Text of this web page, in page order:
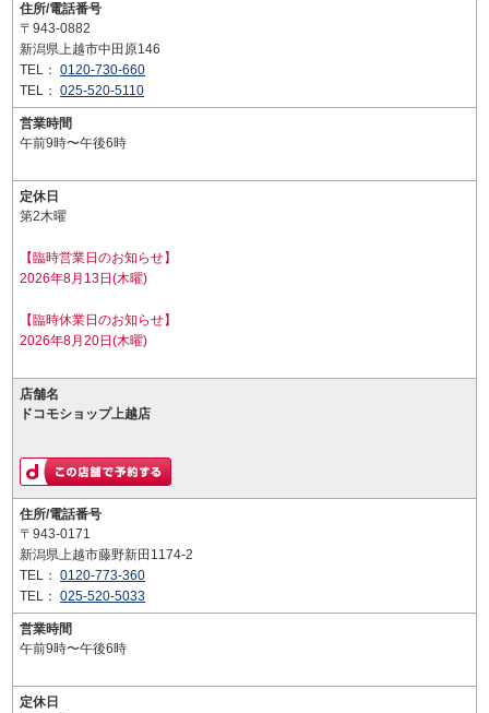
住所/電話番号
〒943-0882
新潟県上越市中田原146
TEL： 0120-730-660
TEL： 025-520-5110
営業時間
午前9時〜午後6時
定休日
第2木曜
【臨時営業日のお知らせ】
2026年8月13日(木曜)
【臨時休業日のお知らせ】
2026年8月20日(木曜)
店舗名
ドコモショップ上越店
住所/電話番号
〒943-0171
新潟県上越市藤野新田1174-2
TEL： 0120-773-360
TEL： 025-520-5033
営業時間
午前9時〜午後6時
定休日